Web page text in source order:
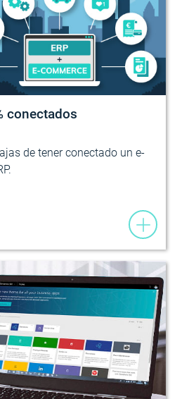
conectados
de tener conectado un e-